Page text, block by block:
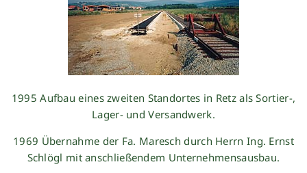
1995 Aufbau eines zweiten Standortes in Retz als Sortier-,
Lager- und Versandwerk.
1969 Übernahme der Fa. Maresch durch Herrn Ing. Ernst
Schlögl mit anschließendem Unternehmensausbau.